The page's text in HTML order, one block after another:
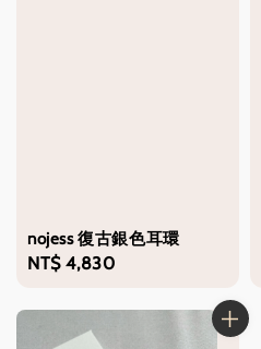
nojess 復古銀色耳環
Regular
NT$ 4,830